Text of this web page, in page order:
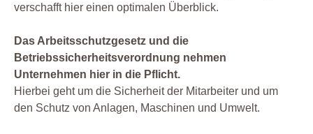
verschafft hier einen optimalen Überblick.
Das Arbeitsschutzgesetz und die
Betriebssicherheitsverordnung nehmen
Unternehmen hier in die Pflicht.
Hierbei geht um die Sicherheit der Mitarbeiter und um
den Schutz von Anlagen, Maschinen und Umwelt.